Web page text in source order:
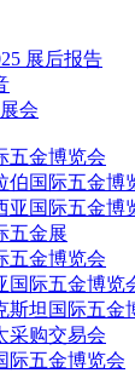
展后报告
会
五金博览会
伯国际五金博
亚国际五金博
五金展
五金博览会
国际五金博览
斯坦国际五金
采购交易会
际五金博览会